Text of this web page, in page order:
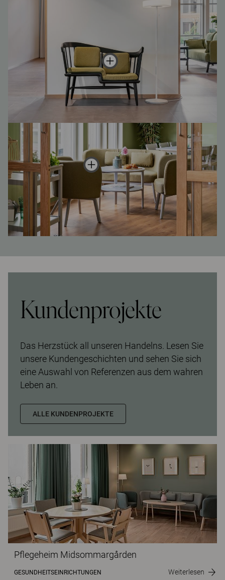
Kundenprojekte
Das Herzstück all unseren Handelns. Lesen Sie
unsere Kundengeschichten und sehen Sie sich
eine Auswahl von Referenzen aus dem wahren
Leben an.
ALLE KUNDENPROJEKTE
Pflegeheim Midsommargården
GESUNDHEITSEINRICHTUNGEN Weiterlesen